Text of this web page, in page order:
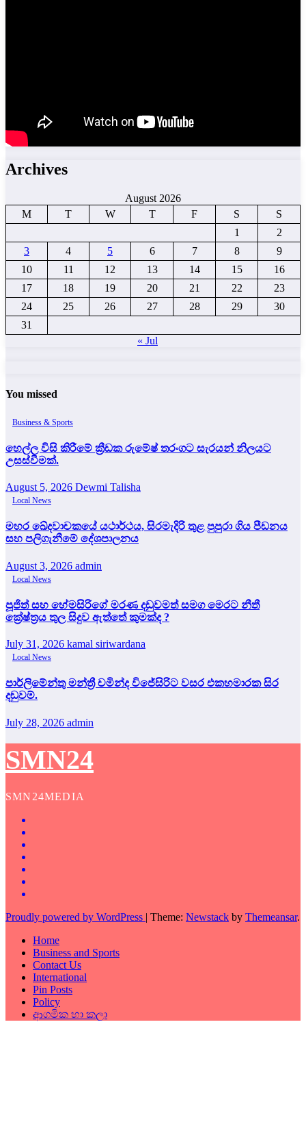
Archives
August 2026
M
T W T F S
S
1
2
3
4 5 6 7 8
9
10
11 12 13 14 15
16
17
18 19 20 21 22
23
24
25 26 27 28 29
30
31
« Jul
You missed
Business & Sports
හෙල්ල විසි කිරීමේ ක්‍රීඩක රුමේෂ් තරංගට සැරයන් නිලයට
උසස්වීමක්.
August 5, 2026 Dewmi Talisha
Local News
මහර ඛේදවාචකයේ යථාර්ථය, සිරමැදිරි තුළ පුපුරා ගිය පීඩනය
සහ පලිගැනීමේ දේශපාලනය
August 3, 2026 admin
Local News
පූජිත් සහ හේමසිරිගේ මරණ දඩුවමත් සමග මෙරට නීතී
ක්‍රේෂ්ත්‍රය තුල සිදුව ඇත්තේ කුමක්ද ?
July 31, 2026 kamal siriwardana
Local News
පාර්ලිමේන්තු මන්ත්‍රී චමින්ද විජේසිරිට වසර එකහමාරක සිර
දඬුවම්.
July 28, 2026 admin
SMN24
SMN24MEDIA
Proudly powered by WordPress | Theme: Newstack by Themeansar.
Home
Business and Sports
Contact Us
International
Pin Posts
Policy
ආගමික හා කලා